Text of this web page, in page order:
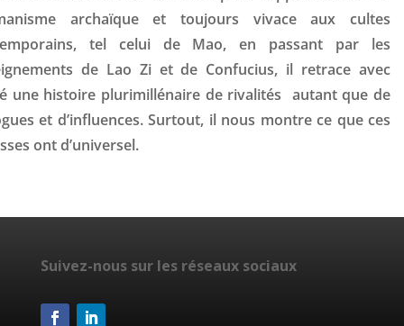
archaïque et toujours vivace aux cultes
tel celui de Mao, en passant par les
de Lao Zi et de Confucius, il retrace avec
une histoire plurimillénaire de rivalités autant que de
et d’influences. Surtout, il nous montre ce que ces
ont d’universel.
Suivez-nous sur les réseaux sociaux